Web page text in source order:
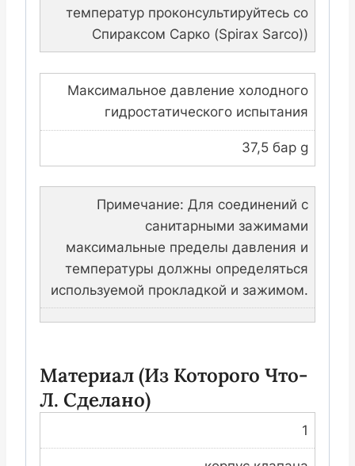
температур проконсультируйтесь со
Спираксом Сарко (Spirax Sarco))
Максимальное давление холодного
гидростатического испытания
37,5 бар g
Примечание: Для соединений с
санитарными зажимами
максимальные пределы давления и
температуры должны определяться
используемой прокладкой и зажимом.
Материал (из Которого Что-
Л. Сделано)
1